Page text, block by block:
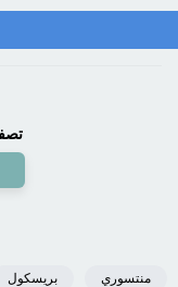
منتسوري بريسكول